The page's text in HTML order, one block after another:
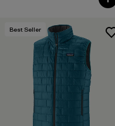
Best Seller